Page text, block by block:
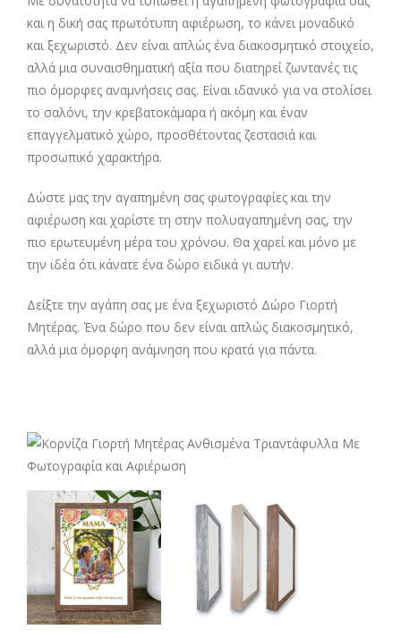
και η δική σας πρωτότυπη αφιέρωση, το κάνει μοναδικό
και ξεχωριστό. Δεν είναι απλώς ένα διακοσμητικό στοιχείο,
αλλά μια συναισθηματική αξία που διατηρεί ζωντανές τις
πιο όμορφες αναμνήσεις σας. Είναι ιδανικό για να στολίσει
το σαλόνι, την κρεβατοκάμαρα ή ακόμη και έναν
επαγγελματικό χώρο, προσθέτοντας ζεστασιά και
προσωπικό χαρακτήρα.
Δώστε μας την αγαπημένη σας φωτογραφίες και την
αφιέρωση και χαρίστε τη στην πολυαγαπημένη σας, την
πιο ερωτευμένη μέρα του χρόνου. Θα χαρεί και μόνο με
την ιδέα ότι κάνατε ένα δώρο ειδικά γι αυτήν.
Δείξτε την αγάπη σας με ένα ξεχωριστό Δώρο Γιορτή
Μητέρας. Ένα δώρο που δεν είναι απλώς διακοσμητικό,
αλλά μια όμορφη ανάμνηση που κρατά για πάντα.